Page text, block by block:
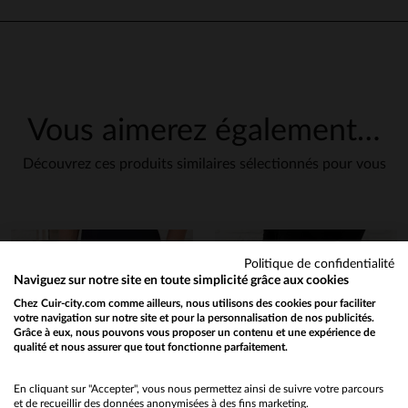
Vous aimerez également…
Découvrez ces produits similaires sélectionnés pour vous
Would you like to be redirected to our English site?
No
Politique de confidentialité
Naviguez sur notre site en toute simplicité grâce aux cookies
Chez Cuir-city.com comme ailleurs, nous utilisons des cookies pour faciliter
votre navigation sur notre site et pour la personnalisation de nos publicités.
Grâce à eux, nous pouvons vous proposer un contenu et une expérience de
qualité et nous assurer que tout fonctionne parfaitement.
En cliquant sur "Accepter", vous nous permettez ainsi de suivre votre parcours
et de recueillir des données anonymisées à des fins marketing.